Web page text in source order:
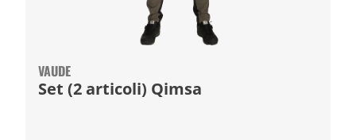
VAUDE
Set (2 articoli) Qimsa